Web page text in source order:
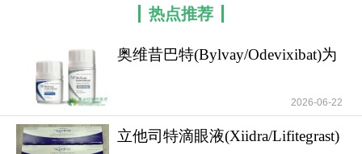
助消化，随后在回肠末端被重新吸收回到肝脏。
内大量蓄积，引发瘙痒、炎症乃至肝损伤。奥维昔
巴特通过可逆性结合回肠末端的IBAT转运蛋白，抑
制90%以上的肠道胆汁酸重吸收，使每日胆汁酸排
泄量增加3-5倍，从而将血清胆汁酸浓度下降
60%-70%。由于药物仅在肠道局部发挥作用，全身
热点推荐
奥维昔巴特(Bylvay/Odevixibat)为
2026-06-22
立他司特滴眼液(Xiidra/Lifitegrast)